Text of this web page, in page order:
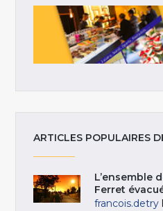
ARTICLES POPULAIRES
L’ensemble
Ferret
francois.detry